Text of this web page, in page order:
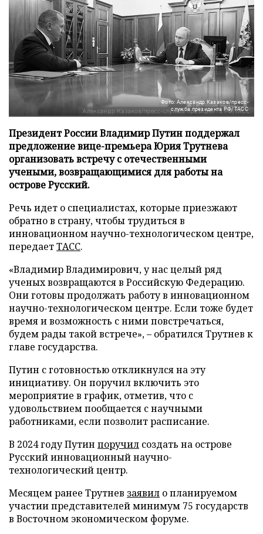
Фото: Александр Казаков/пресс-
служба президента РФ/ТАСС
Президент России Владимир Путин поддержал
предложение вице-премьера Юрия Трутнева
организовать встречу с отечественными
учеными, возвращающимися для работы на
острове Русский.
Речь идет о специалистах, которые приезжают
обратно в страну, чтобы трудиться в
инновационном научно-технологическом центре,
передаетТАСС.
«Владимир Владимирович, у нас целый ряд
ученых возвращаются в Российскую Федерацию.
Они готовы продолжать работу в инновационном
научно-технологическом центре. Если тоже будет
время и возможность с ними повстречаться,
будем рады такой встрече», – обратился Трутнев к
главе государства.
Путин с готовностью откликнулся на эту
инициативу. Он поручил включить это
мероприятие в график, отметив, что с
удовольствием пообщается с научными
работниками, если позволит расписание.
В 2024 году Путин поручил создать на острове
Русский инновационный научно-
технологический центр.
Месяцем ранее Трутнев заявил о планируемом
участии представителей минимум 75 государств
в Восточном экономическом форуме.